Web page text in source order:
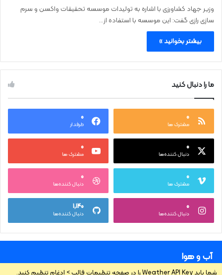
وزیر جهاد کشاورزی با اشاره به تولیدات موسسه تحقیقات واکسن و سرم
سازی رازی گفت: این موسسه با استفاده از…
بیشتر بخوانید »
ما را دنبال کنید
۰
مشترک ها
۰
طرفدار
۰
دنبال کننده‌ها
۰
مشترک ها
۰
مشترک ها
۰
دنبال کننده‌ها
۰
دنبال کننده‌ها
۱,۱۴۰
دنبال کننده‌ها
آب و هوا
شما باید Weather API Key را در صفحه تنظیمات قالب > ادغام تنظیم کنید.